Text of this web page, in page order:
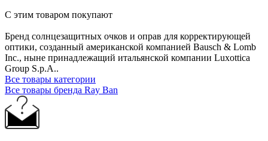
С этим товаром покупают
Бренд солнцезащитных очков и оправ для корректирующей
оптики, созданный американской компанией Bausch & Lomb
Inc., ныне принадлежащий итальянской компании Luxottica
Group S.p.A..
Все товары категории
Все товары бренда Ray Ban